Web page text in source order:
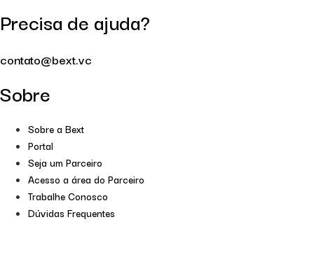
Precisa de ajuda?
contato@bext.vc
Sobre
Sobre a Bext
Portal
Seja um Parceiro
Acesso a área do Parceiro
Trabalhe Conosco
Dúvidas Frequentes